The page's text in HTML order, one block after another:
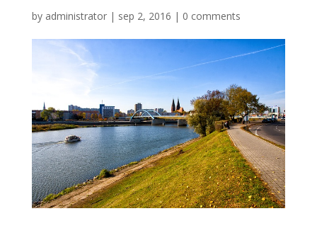
by administrator| sep 2, 2016 | 0 comments